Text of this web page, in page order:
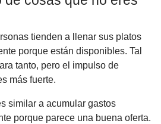
tienden a llenar sus platos
porque están disponibles. Tal
tanto, pero el impulso de
más fuerte.
similar a acumular gastos
porque parece una buena oferta.